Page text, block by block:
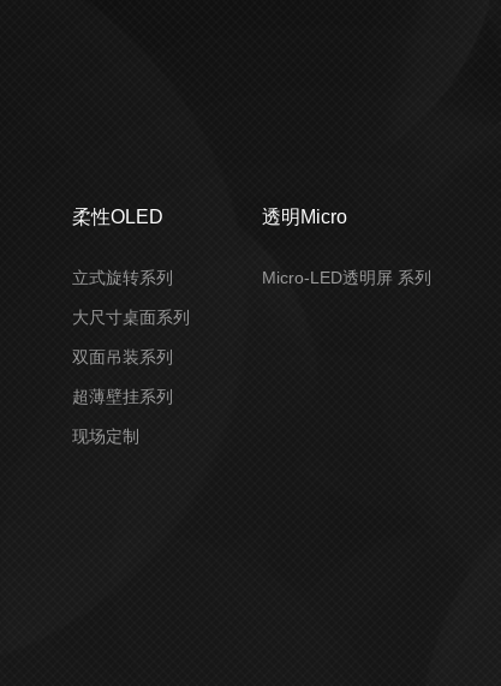
柔性OLED
立式旋转系列
大尺寸桌面系列
双面吊装系列
超薄壁挂系列
现场定制
透明Micro
Micro-LED透明屏 系列